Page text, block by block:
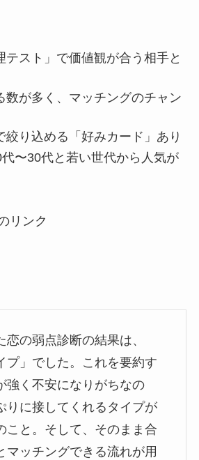
テスト」で価値観が合う相手と
数が多く、マッチングのチャン
絞り込める「好みカード」あり
〜30代と若い世代から人気が
リンク
の弱点診断の結果は、
プ」でした。これを要約す
強く不安になりがちなの
りに接してくれるタイプが
こと。そして、そのまま合
マッチングできる流れが用